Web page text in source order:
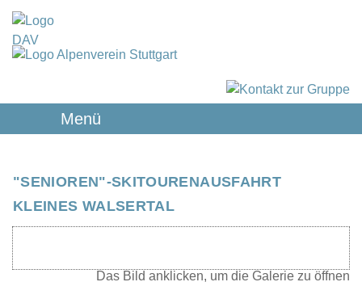
Menü
"SENIOREN"-SKITOURENAUSFAHRT
KLEINES WALSERTAL